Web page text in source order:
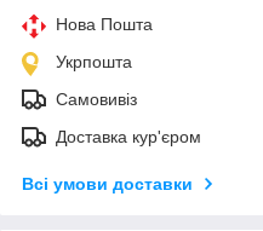
Нова Пошта
Укрпошта
Самовивіз
Доставка кур'єром
Всі умови доставки